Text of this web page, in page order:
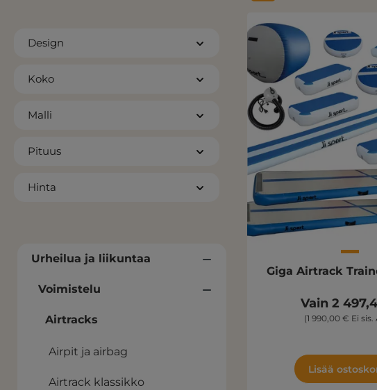
Design
Koko
Malli
Pituus
Hinta
Urheilua ja liikuntaa
Voimistelu
Airtracks
Airpit ja airbag
Airtrack klassikko
Giga Airtrack
Vain 2
(1 990,00 € Ei sis.
Lisää